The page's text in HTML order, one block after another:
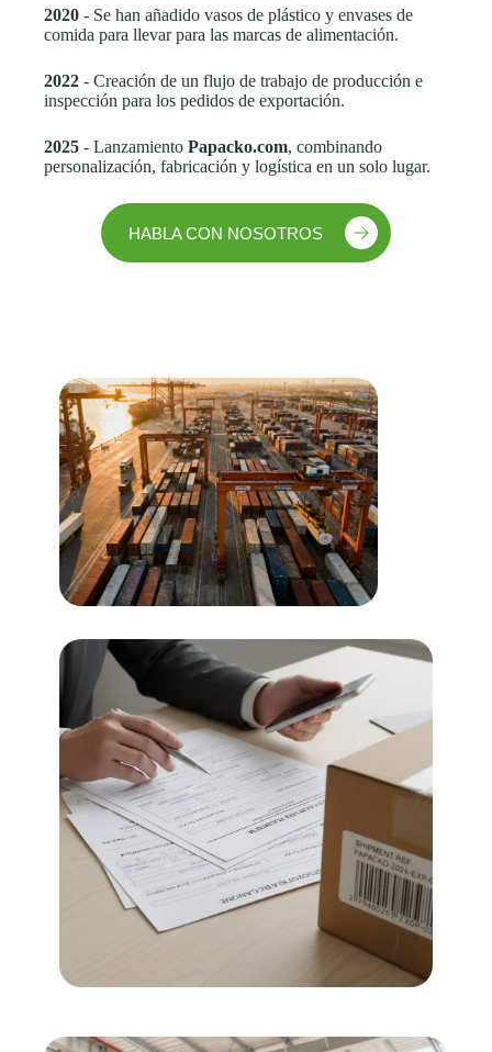
2020 - Se han añadido vasos de plástico y envases de
comida para llevar para las marcas de alimentación.
2022 - Creación de un flujo de trabajo de producción e
inspección para los pedidos de exportación.
2025 - LanzamientoPapacko.com, combinando
personalización, fabricación y logística en un solo lugar.
HABLA CON NOSOTROS